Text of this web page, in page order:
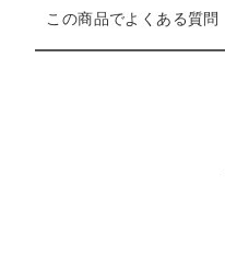
この商品でよくある質問